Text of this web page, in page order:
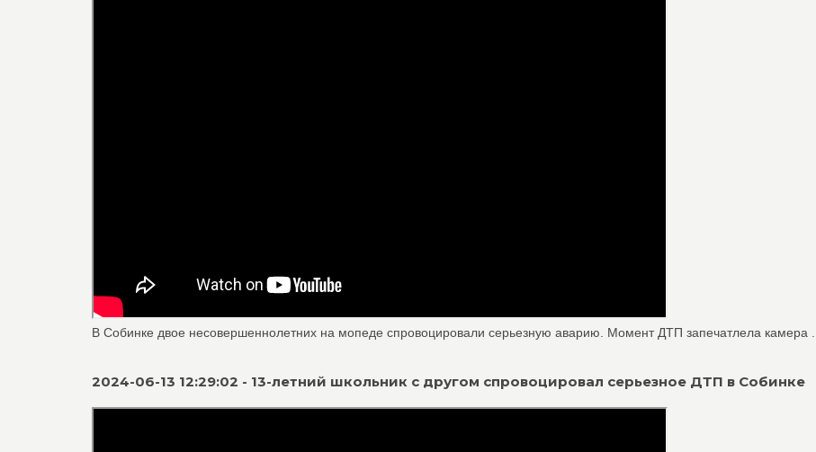
В Собинке двое несовершеннолетних на мопеде спровоцировали серьезную аварию. Момент ДТП запечатлела камера ...
2024-06-13 12:29:02 - 13-летний школьник с другом спровоцировал серьезное ДТП в Собинке